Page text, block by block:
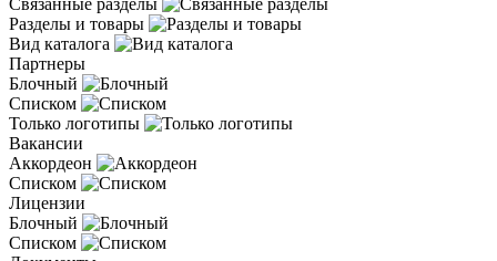
Связанные разделы
Разделы и товары
Вид каталога
Партнеры
Блочный
Списком
Только логотипы
Вакансии
Аккордеон
Списком
Лицензии
Блочный
Списком